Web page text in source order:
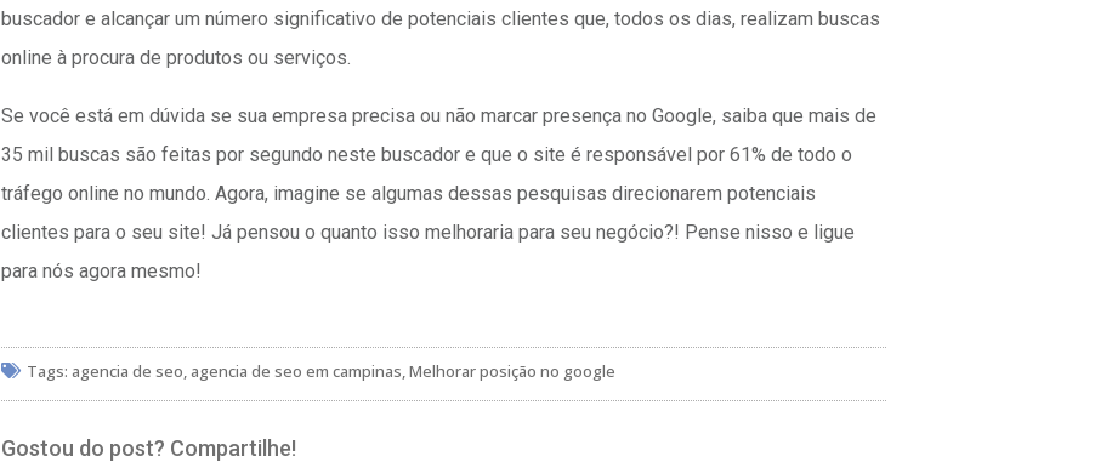
buscador e alcançar um número significativo de potenciais clientes que, todos os dias, realizam buscas
online à procura de produtos ou serviços.
Se você está em dúvida se sua empresa precisa ou não marcar presença no Google, saiba que mais de
35 mil buscas são feitas por segundo neste buscador e que o site é responsável por 61% de todo o
tráfego online no mundo. Agora, imagine se algumas dessas pesquisas direcionarem potenciais
clientes para o seu site! Já pensou o quanto isso melhoraria para seu negócio?! Pense nisso e ligue
para nós agora mesmo!
Tags: agencia de seo agencia de seo em campinas ,Melhorar posição no google
Gostou do post? Compartilhe!